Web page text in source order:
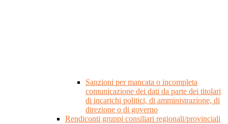
Sanzioni per mancata o incompleta
comunicazione dei dati da parte dei titolari
di incarichi politici, di amministrazione, di
direzione o di governo
Rendiconti gruppi consiliari regionali/provinciali